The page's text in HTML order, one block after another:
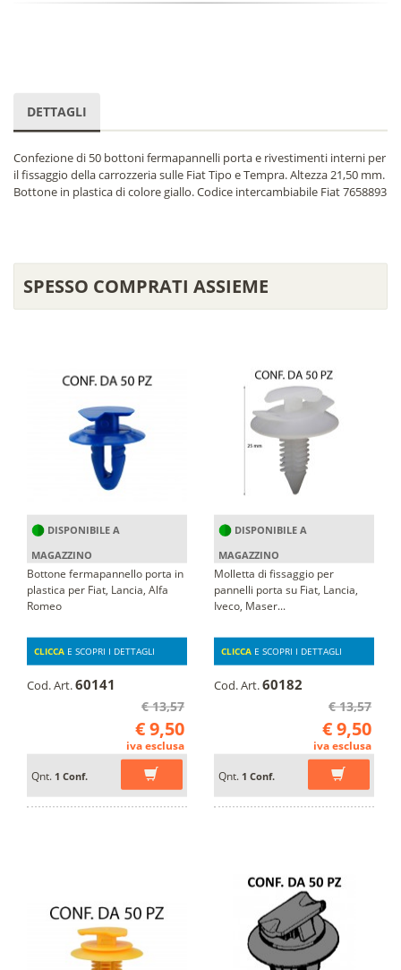
DETTAGLI
Confezione di 50 bottoni fermapannelli porta e rivestimenti interni per
il fissaggio della carrozzeria sulle Fiat Tipo e Tempra. Altezza 21,50 mm.
Bottone in plastica di colore giallo. Codice intercambiabile Fiat 7658893
SPESSO COMPRATI ASSIEME
DISPONIBILE A
MAGAZZINO
Bottone fermapannello porta in
plastica per Fiat, Lancia, Alfa
Romeo
CLICCA E SCOPRI I DETTAGLI
Cod. Art.60141
€ 13,57
€ 9,50
iva esclusa
Qnt. 1 Conf.
DISPONIBILE A
MAGAZZINO
Molletta di fissaggio per
pannelli porta su Fiat, Lancia,
Iveco, Maser...
CLICCA E SCOPRI I DETTAGLI
Cod. Art.60182
€ 13,57
€ 9,50
iva esclusa
Qnt. 1 Conf.